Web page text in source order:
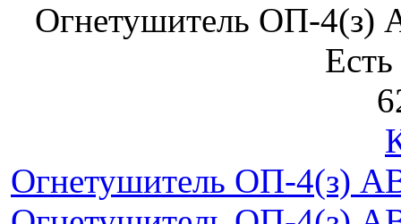
Огнетушитель ОП-
Огнетушитель ОП-4(з)